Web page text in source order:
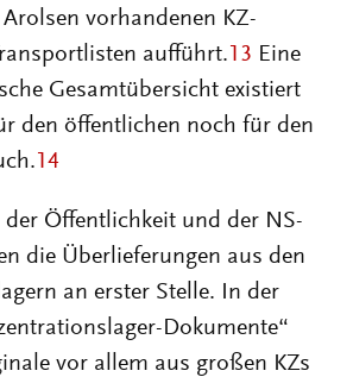
vorhandenen KZ-
aufführt.13 Eine
Gesamtübersicht existiert
den öffentlichen noch für den
14
der Öffentlichkeit und der NS-
die Überlieferungen aus den
an erster Stelle. In der
Dokumente“
vor allem aus großen KZs